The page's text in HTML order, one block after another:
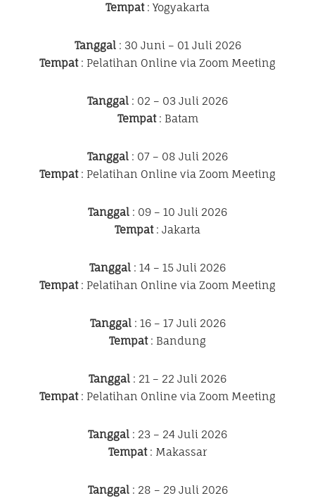
Tempat: Yogyakarta
Tanggal: 30 Juni – 01 Juli 2026
Tempat: Pelatihan Online via Zoom Meeting
Tanggal : 02 – 03 Juli 2026
Tempat: Batam
Tanggal : 07 – 08 Juli 2026
Tempat: Pelatihan Online via Zoom Meeting
Tanggal : 09 – 10 Juli 2026
Tempat: Jakarta
Tanggal : 14 – 15 Juli 2026
Tempat: Pelatihan Online via Zoom Meeting
Tanggal: 16 – 17 Juli 2026
Tempat: Bandung
Tanggal : 21 – 22 Juli 2026
Tempat: Pelatihan Online via Zoom Meeting
Tanggal : 23 – 24 Juli 2026
Tempat: Makassar
Tanggal: 28 – 29 Juli 2026